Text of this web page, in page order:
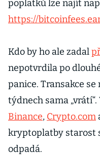
poplatků lze najít
https://
Kdo by ho ale zadal
nepotvrdila po
panice. Transakce
týdnech sama
Binance, Crypto.com
kryptoplatby starost
odpadá.